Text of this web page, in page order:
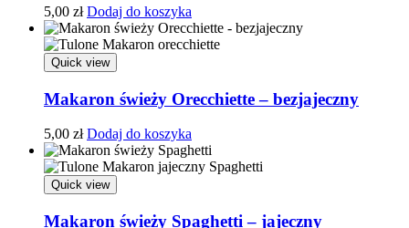
5,00 zł Dodaj do koszyka
Quick view
Makaron świeży Orecchiette – bezjajeczny
5,00 zł Dodaj do koszyka
Quick view
Makaron świeży Spaghetti – jajeczny